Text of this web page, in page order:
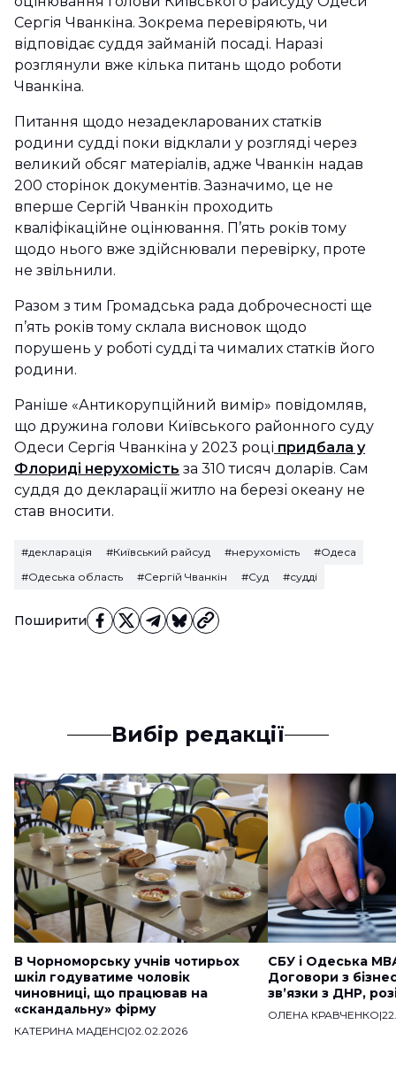
Поширити
Сергія Чванкіна. Зокрема перевіряють, чи
відповідає суддя займаній посаді. Наразі
розглянули вже кілька питань щодо роботи
Чванкіна.
Питання щодо незадекларованих статків
родини судді поки відклали у розгляді через
великий обсяг матеріалів, адже Чванкін надав
200 сторінок документів. Зазначимо, це не
вперше Сергій Чванкін проходить
кваліфікаційне оцінювання. П’ять років тому
щодо нього вже здійснювали перевірку, проте
не звільнили.
Разом з тим Громадська рада доброчесності ще
п’ять років тому склала висновок щодо
порушень у роботі судді та чималих статків його
родини.
Раніше «Антикорупційний вимір» повідомляв,
що дружина голови Київського районного суду
Одеси Сергія Чванкіна у 2023 році придбала у
Флориді нерухомість за 310 тисяч доларів. Сам
суддя до декларації житло на березі океану не
став вносити.
#декларація #Київський райсуд #нерухомість
#Одеса
#Одеська область
#Сергій Чванкін #Суд #судді
Вибір редакції
В Чорноморську учнів чотирьох
шкіл годуватиме чоловік
чиновниці, що працював на
«скандальну» фірму
КАТЕРИНА МАДЕНС|02.02.2026
СБУ і Одеська
Договори з
звʼязки з ДНР,
ОЛЕНА КРАВЧЕНКО|